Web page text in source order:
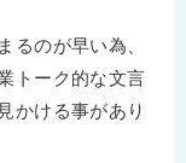
るのが早い為、
トーク的な文言
かける事があり